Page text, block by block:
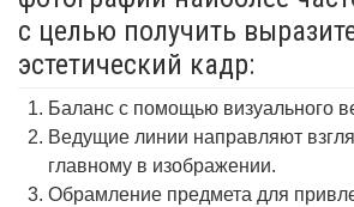
с целью получить
эстетический кадр:
Баланс с помощью визуального
Ведущие линии направляют
главному в изображении.
Обрамление предмета для